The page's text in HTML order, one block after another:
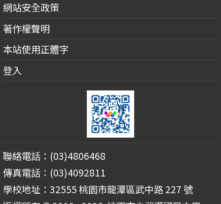
網站安全政策
著作權聲明
本站使用正體字
登入
聯絡電話：(03)4806468
傳真電話：(03)4092811
學校地址：32555 桃園市龍潭區武中路 227 號